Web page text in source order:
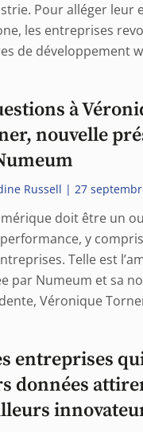
Pour alléger leur
les entreprises
de développement
à
nouvelle
Russell 27
doit être un
y
Telle est
par Numeum et sa
Véronique
entreprises
données